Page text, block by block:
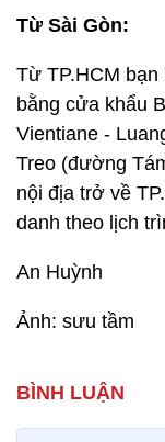
Từ Sài Gòn:
Từ TP.HCM bạn
bằng cửa khẩu
Vientiane -
Treo (đường
nội địa trở về
danh theo lịch
An Huỳnh
Ảnh: sưu tầm